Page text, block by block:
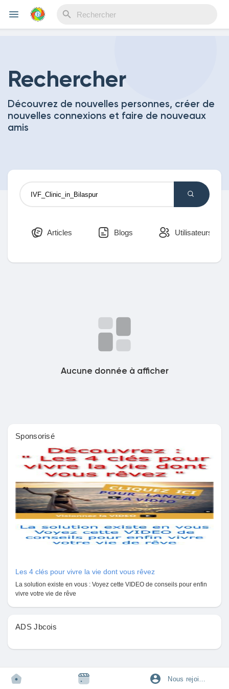
Nous rejoindre
Découvrir Evènements
Découvrir Blogs
Mes Articles
Découvrir Pages
Pages aimées
Articles populaires
Financement
Mon financement
Rechercher
Découvrez de nouvelles personnes, créer de
nouvelles connexions et faire de nouveaux
amis
Articles Blogs Utilisateurs
Aucune donnée à afficher
Sponsorisé
Les 4 clés pour vivre la vie dont vous rêvez
La solution existe en vous : Voyez cette VIDEO de conseils pour enfin
vivre votre vie de rêve
ADS Jbcois